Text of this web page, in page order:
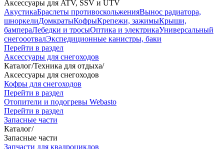
Аксессуары для ATV, SSV и UTV
АкустикаБраслеты противоскольженияВынос радиатора,
шноркелиДомкратыКофрыКрепежи, зажимыКрыши,
бампераЛебедки и тросыОптика и электрикаУниверсальный
снегооотвалЭкспедиционные канистры, баки
Перейти в раздел
Аксессуары для снегоходов
Каталог/Техника для отдыха/
Аксессуары для снегоходов
Кофры для снегоходов
Перейти в раздел
Отопители и подогревы Webasto
Перейти в раздел
Запасные части
Каталог/
Запасные части
Запчасти для квадроциклов